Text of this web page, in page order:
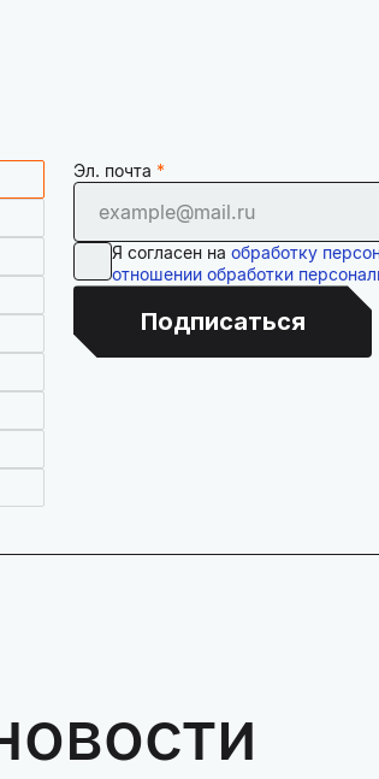
Эл. почта
Я согласен на обработку
отношении обработки
Подписаться